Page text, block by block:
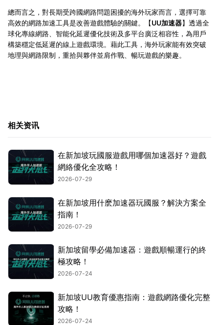
總而言之，對長期受跨國網路問題困擾的海外玩家而言，選擇可靠
高效的網路加速工具是改善遊戲體驗的關鍵。【UU加速器】透過全
球化專線網路、智能化延遲優化技術及多平台廣泛相容性，為用戶
構築穩定低延遲的線上遊戲環境。藉此工具，海外玩家能有效突破
地理與網路限制，重拾與夥伴並肩作戰、暢玩遊戲的樂趣。
相关资讯
在新加坡玩國服遊戲用哪個加速器好？遊戲
網絡優化全攻略！
2026-07-29
在新加坡用什麽加速器玩國服？解決方案全
指南！
2026-07-29
新加坡留學必備加速器：遊戲順暢運行的終
極攻略！
2026-07-24
新加坡UU教育優惠指南：遊戲網路優化完整
攻略！
2026-07-24